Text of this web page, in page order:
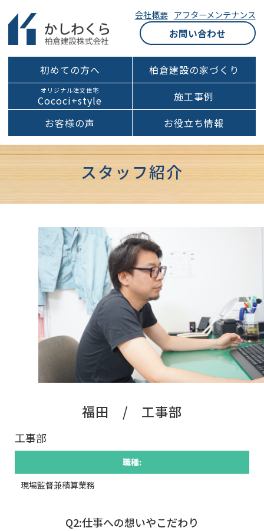
会社概要 アフターメンテナンス
お問い合わせ
初めての方へ 柏倉建設の家づくり
オリジナル注文住宅
Cococi+style
施工事例
お客様の声
お役立ち情報
スタッフ紹介
福田 / 工事部
工事部
職種:
現場監督兼積算業務
Q2:仕事への想いやこだわり